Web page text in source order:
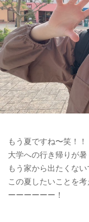
もう夏ですね〜笑！！
大学への行き帰りが暑
もう家から出たくな
この夏したいことを
ーーーーーー！